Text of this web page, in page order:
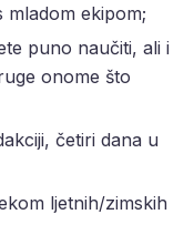
mladom ekipom;
puno naučiti, ali i
onome što
četiri dana u
ljetnih/zimskih